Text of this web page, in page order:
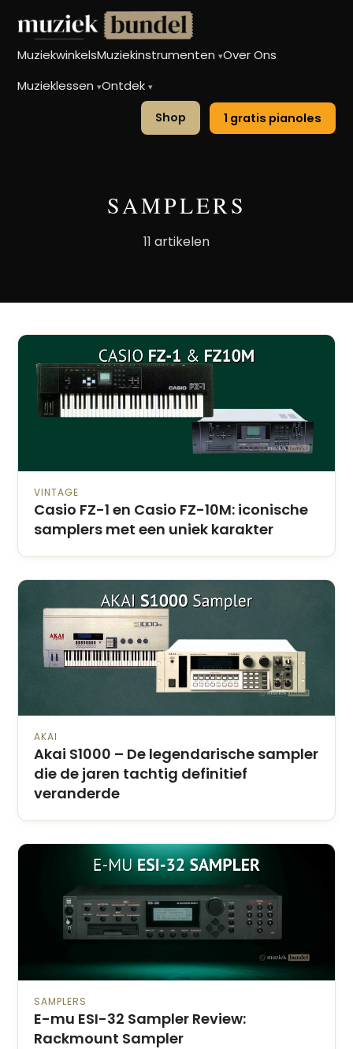
MuziekwinkelsMuziekinstrumenten▾Over Ons
Muzieklessen▾Ontdek▾
Shop 1 gratis pianoles
SAMPLERS
11 artikelen
VINTAGE
Casio FZ-1 en Casio FZ-10M: iconische
samplers met een uniek karakter
AKAI
Akai S1000 – De legendarische sampler
die de jaren tachtig definitief
veranderde
SAMPLERS
E-mu ESI-32 Sampler Review:
Rackmount Sampler